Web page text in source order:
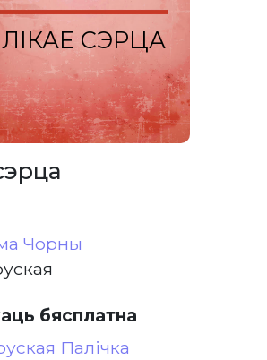
СЭРЦА
Чорны
бясплатна
Палічка